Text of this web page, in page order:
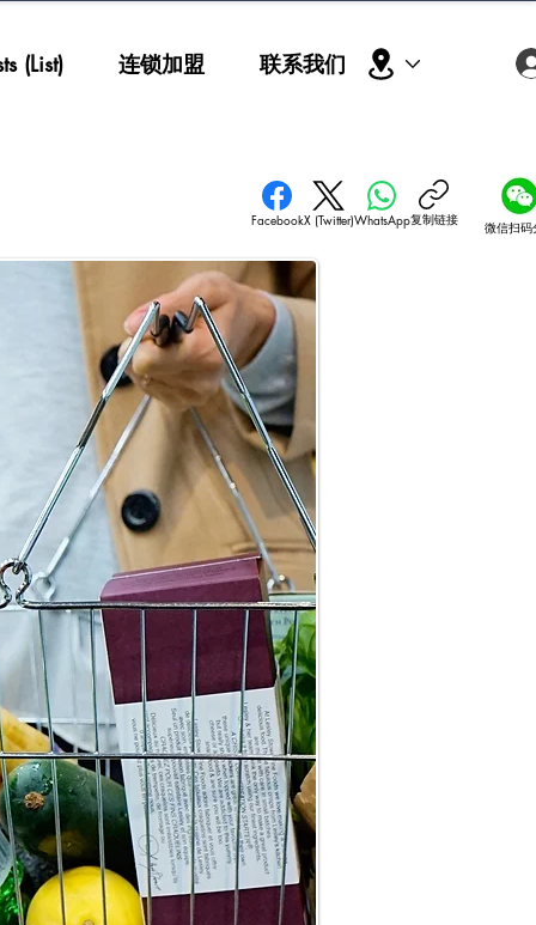
(List) 连锁加盟 联系我们
微信扫码
FacebookX (Twitter)WhatsApp复制链接